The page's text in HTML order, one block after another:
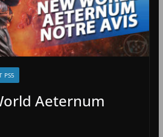
PS5
Aeternum